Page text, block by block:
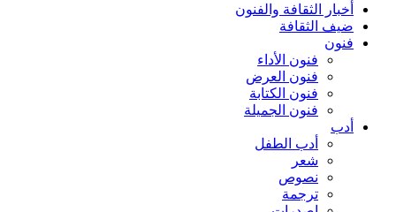
أخبار الثقافة والفنون
ضيف الثقافة
فنون
فنون الأداء
فنون العرض
فنون الكتابة
فنون الجميلة
أدب
أدب الطفل
شعر
نصوص
ترجمة